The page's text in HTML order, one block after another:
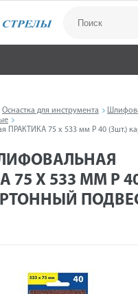
Оснастка для инструмента
ПРАКТИКА 75 х 533 мм P 40 (3шт.)
75 Х 533 ММ P